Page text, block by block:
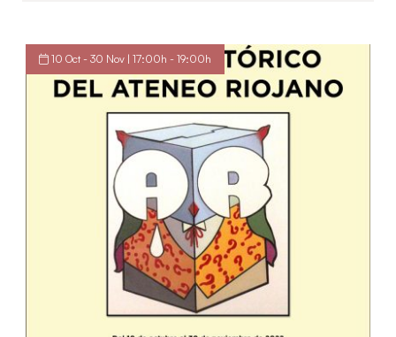
10 Oct - 30 Nov | 17:00h - 19:00h